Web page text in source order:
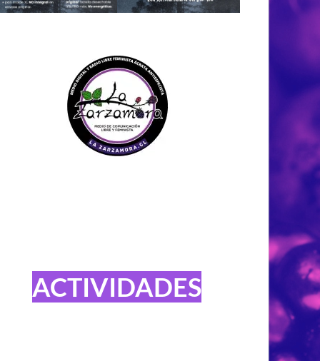
ACTIVIDADES